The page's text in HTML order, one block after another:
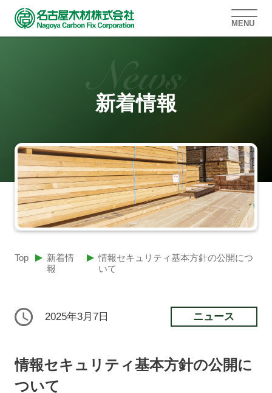
MENU
新着情報
Top
新着情
報
情報セキュリティ基本方針の公開につ
いて
2025年3月7日 ニュース
情報セキュリティ基本方針の公開に
ついて